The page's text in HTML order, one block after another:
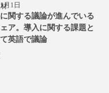
月1日
関する議論が進んでいる
ア。導入に関する課題と
英語で議論